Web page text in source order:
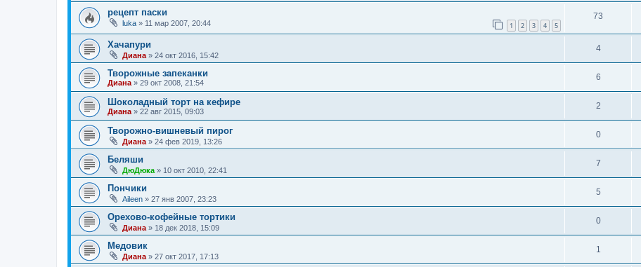
рецепт паски
luka » 11 мар 2007, 20:44 1 2 3 4 5
73
Хачапури
Диана » 24 окт 2016, 15:42
4
Творожные запеканки
Диана » 29 окт 2008, 21:54
6
Шоколадный торт на кефире
Диана » 22 авг 2015, 09:03
2
Творожно-вишневый пирог
Диана » 24 фев 2019, 13:26
0
Беляши
ДюДюка » 10 окт 2010, 22:41
7
Пончики
Aileen » 27 янв 2007, 23:23
5
Орехово-кофейные тортики
Диана » 18 дек 2018, 15:09
0
Медовик
Диана » 27 окт 2017, 17:13
1